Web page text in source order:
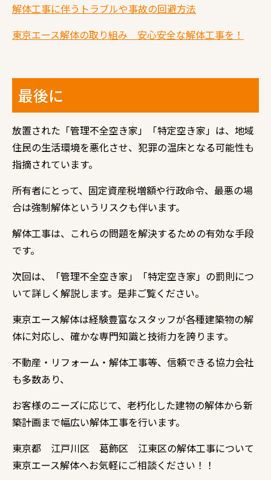
解体工事に伴うトラブルや事故の回避方法
東京エース解体の取り組み 安心安全な解体工事を！
最後に
放置された「管理不全空き家」「特定空き家」は、地域
住民の生活環境を悪化させ、犯罪の温床となる可能性も
指摘されています。
所有者にとって、固定資産税増額や行政命令、最悪の場
合は強制解体というリスクも伴います。
解体工事は、これらの問題を解決するための有効な手段
です。
次回は、「管理不全空き家」「特定空き家」の罰則につ
いて詳しく解説します。是非ご覧ください。
東京エース解体は経験豊富なスタッフが各種建築物の解
体に対応し、確かな専門知識と技術力を誇ります。
不動産・リフォーム・解体工事等、信頼できる協力会社
も多数あり、
お客様のニーズに応じて、老朽化した建物の解体から新
築計画まで幅広い解体工事を行います。
東京都 江戸川区 葛飾区 江東区の解体工事について
東京エース解体へお気軽にご相談ください！！